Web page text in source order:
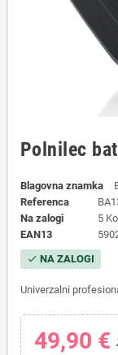
Polnilec
Blagovna znamka
Referenca
Na zalogi
5
EAN13
check NA ZALOGI
Univerzalni
49,90 €